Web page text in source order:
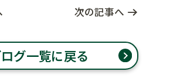
次の記事へ
グ一覧に戻る